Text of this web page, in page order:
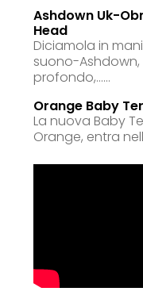
Ashdown Uk-
Head
Diciamola in
suono-
profondo,......
Orange Baby
La nuova Baby
Orange, entra